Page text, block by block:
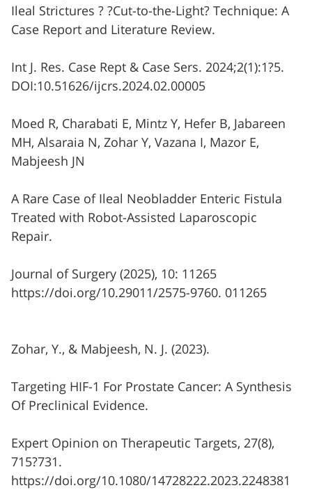
Ileal Strictures ? ?Cut-to-the-Light? Technique: A
Case Report and Literature Review.
Int J. Res. Case Rept & Case Sers. 2024;2(1):1?5.
DOI:10.51626/ijcrs.2024.02.00005
Moed R, Charabati E, Mintz Y, Hefer B, Jabareen
MH, Alsaraia N, Zohar Y, Vazana I, Mazor E,
Mabjeesh JN
A Rare Case of Ileal Neobladder Enteric Fistula
Treated with Robot-Assisted Laparoscopic
Repair.
Journal of Surgery (2025), 10: 11265
https://doi.org/10.29011/2575-9760. 011265
Zohar, Y., & Mabjeesh, N. J. (2023).
Targeting HIF-1 For Prostate Cancer: A Synthesis
Of Preclinical Evidence.
Expert Opinion on Therapeutic Targets, 27(8),
715?731.
https://doi.org/10.1080/14728222.2023.2248381